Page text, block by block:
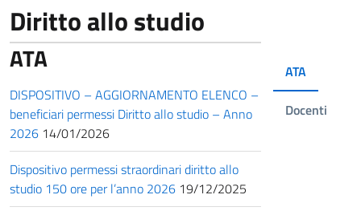
Diritto allo studio
ATA
Docenti
ATA
DISPOSITIVO – AGGIORNAMENTO ELENCO –
beneficiari permessi Diritto allo studio – Anno
2026 14/01/2026
Dispositivo permessi straordinari diritto allo
studio 150 ore per l’anno 2026 19/12/2025